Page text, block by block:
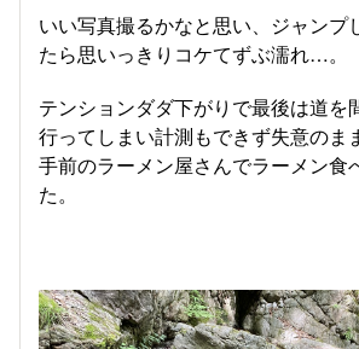
いい写真撮るかなと思い、ジャンプ
たら思いっきりコケてずぶ濡れ…。
テンションダダ下がりで最後は道を
行ってしまい計測もできず失意のま
手前のラーメン屋さんでラーメン食
た。